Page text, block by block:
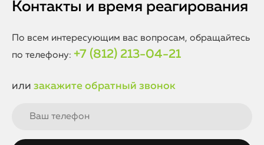
Контакты и время реагирования
По всем интересующим вас вопросам, обращайтесь
по телефону: +7 (812) 213-04-21
или закажите обратный звонок